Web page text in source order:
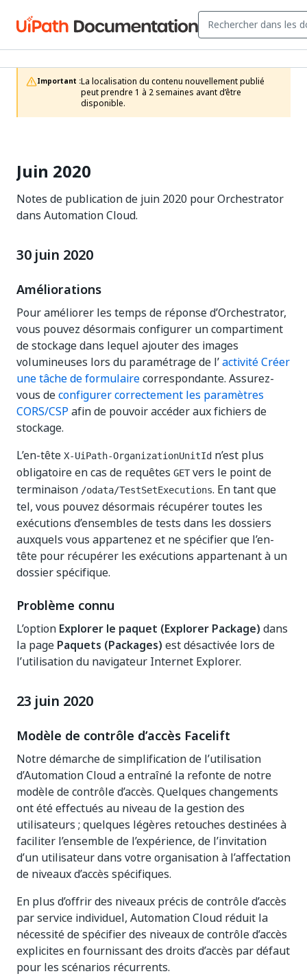
Important :La localisation du contenu nouvellement publié
peut prendre 1 à 2 semaines avant d’être
disponible.
Juin 2020
Notes de publication de juin 2020 pour Orchestrator
dans Automation Cloud.
30 juin 2020
Améliorations
Pour améliorer les temps de réponse d’Orchestrator,
vous pouvez désormais configurer un compartiment
de stockage dans lequel ajouter des images
volumineuses lors du paramétrage de l’activité Créer
une tâche de formulairecorrespondante. Assurez-
vous deconfigurer correctement les paramètres
CORS/CSPafin de pouvoir accéder aux fichiers de
stockage.
L’en-tête X-UiPath-OrganizationUnitId n’est plus
obligatoire en cas de requêtes GETvers le point de
terminaison /odata/TestSetExecutions. En tant que
tel, vous pouvez désormais récupérer toutes les
exécutions d’ensembles de tests dans les dossiers
auxquels vous appartenez et ne spécifier que l’en-
tête pour récupérer les exécutions appartenant à un
dossier spécifique.
Problème connu
L’option Explorer le paquet (Explorer Package) dans
la page Paquets (Packages) est désactivée lors de
l’utilisation du navigateur Internet Explorer.
23 juin 2020
Modèle de contrôle d’accès Facelift
Notre démarche de simplification de l’utilisation
d’Automation Cloud a entraîné la refonte de notre
modèle de contrôle d’accès. Quelques changements
ont été effectués au niveau de la gestion des
utilisateurs ; quelques légères retouches destinées à
faciliter l’ensemble de l’expérience, de l’invitation
d’un utilisateur dans votre organisation à l’affectation
de niveaux d’accès spécifiques.
En plus d’offrir des niveaux précis de contrôle d’accès
par service individuel, Automation Cloud réduit la
nécessité de spécifier des niveaux de contrôle d’accès
explicites en fournissant des droits d’accès par défaut
pour les scénarios récurrents.